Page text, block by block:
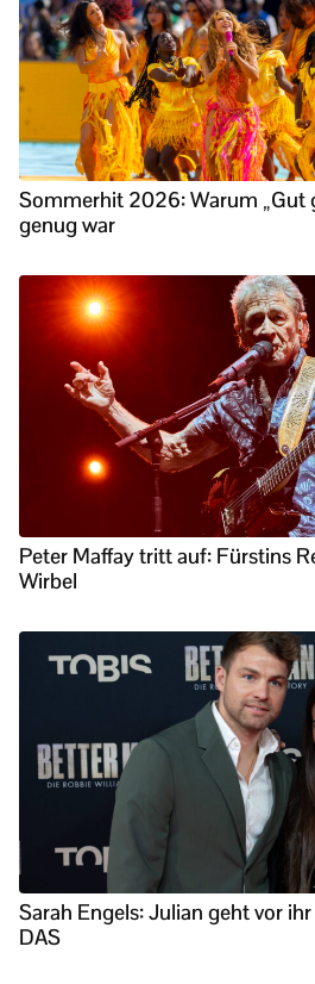
Sommerhit 2026: Warum „Gut
genug war
Peter Maffay tritt auf: Fürstins
Wirbel
Sarah Engels: Julian geht vor
DAS